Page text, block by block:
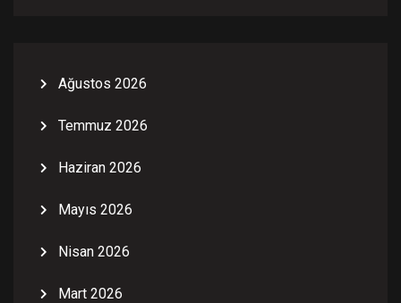
Ağustos 2026
Temmuz 2026
Haziran 2026
Mayıs 2026
Nisan 2026
Mart 2026